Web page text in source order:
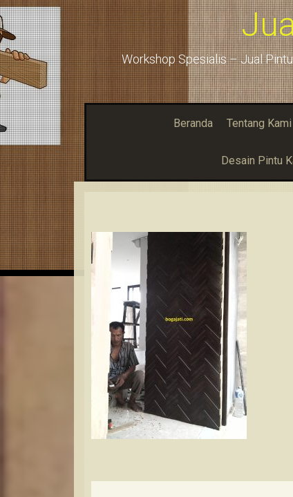
Workshop Spesialis – Jual
Beranda Tentang Kami
Desain Pintu